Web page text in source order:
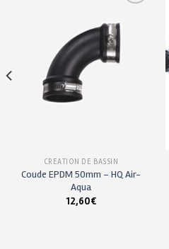
à ma
liste de
souhaits
CRÉATION DE BASSIN
Coude EPDM 50mm – HQ Air-
Aqua
12,60€